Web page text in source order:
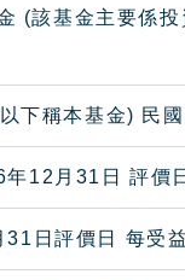
(該基金主要係
下稱本基金) 民
12月31日 評價
日評價日 每受